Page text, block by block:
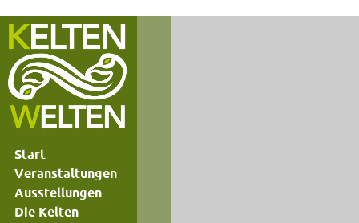
Start
Veranstaltungen
Ausstellungen
Die Kelten